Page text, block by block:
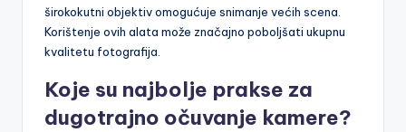
širokokutni objektiv omogućuje snimanje većih scena.
Korištenje ovih alata može značajno poboljšati ukupnu
kvalitetu fotografija.
Koje su najbolje prakse za
dugotrajno očuvanje kamere?